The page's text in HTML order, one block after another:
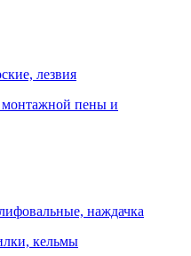
лезвия
пены и
наждачка
кельмы